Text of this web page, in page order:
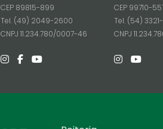
CEP 89815-899
Tel. (49) 2049-2600
CNPJ 11.234.780/0007-46
CEP 99710-
Tel. (54)
CNPJ